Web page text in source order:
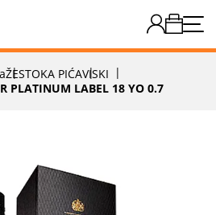
ŽESTOKA PIĆAVISKI
PLATINUM LABEL 18 YO 0.7